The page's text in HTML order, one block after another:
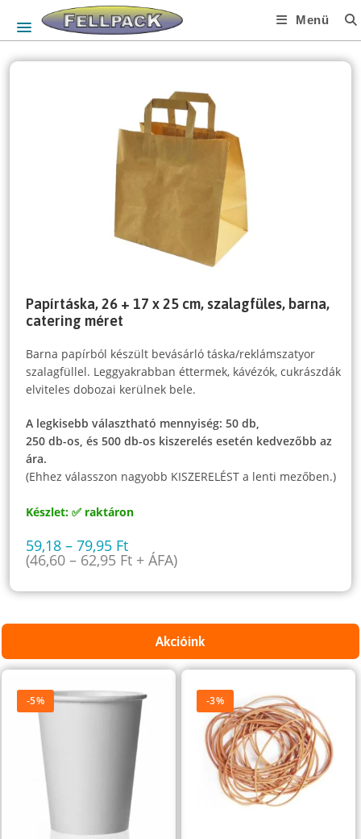
Menü
Papírtáska, 26 + 17 x 25 cm, szalagfüles, barna,
catering méret
Barna papírból készült bevásárló táska/reklámszatyor
szalagfüllel. Leggyakrabban éttermek, kávézók, cukrászdák
elviteles dobozai kerülnek bele.
A legkisebb választható mennyiség: 50 db,
250 db-os, és 500 db-os kiszerelés esetén kedvezőbb az
ára.
(Ehhez válasszon nagyobb KISZERELÉST a lenti mezőben.)
Készlet: ✅ raktáron
59,18–79,95 Ft
(46,60– 62,95 Ft + ÁFA)
Akcióink
-5% -3%